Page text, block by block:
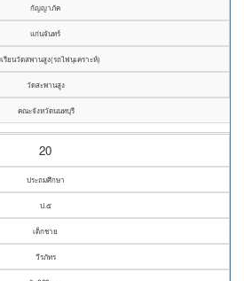
กัญญาภัค
แก่นจันทร์
เรียนวัดสพานสูง(รถไฟนุเคราะห์)
วัดสะพานสูง
คณะจังหวัดนนทบุรี
20
ประถมศึกษา
ป.๕
เด็กชาย
วีรภัทร